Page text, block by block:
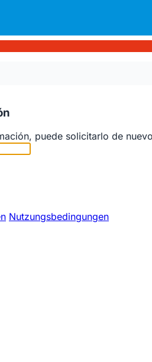
puede solicitarlo de
Nutzungsbedingungen